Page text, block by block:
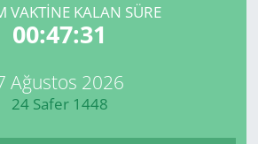
VAKTINE KALAN SÜRE
00:47:31
Ağustos 2026
24 Safer 1448